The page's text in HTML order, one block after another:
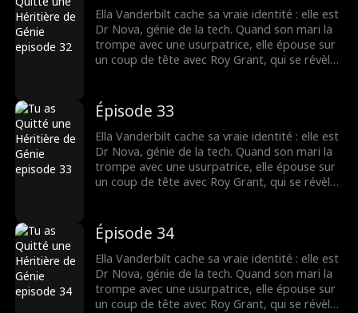
Ella Vanderbilt cache sa vraie identité : elle est
Dr Nova, génie de la tech. Quand son mari la
trompe avec une usurpatrice, elle épouse sur
un coup de tête avec Roy Grant, qui se révèle
contrat du siècle.
Épisode 33
Ella Vanderbilt cache sa vraie identité : elle est
Dr Nova, génie de la tech. Quand son mari la
trompe avec une usurpatrice, elle épouse sur
un coup de tête avec Roy Grant, qui se révèle
contrat du siècle.
Épisode 34
Ella Vanderbilt cache sa vraie identité : elle est
Dr Nova, génie de la tech. Quand son mari la
trompe avec une usurpatrice, elle épouse sur
un coup de tête avec Roy Grant, qui se révèle